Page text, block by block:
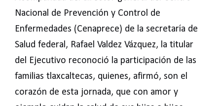
Nacional de Prevención y Control de
Enfermedades (Cenaprece) de la secretaría de
Salud federal, Rafael Valdez Vázquez, la titular
del Ejecutivo reconoció la participación de las
familias tlaxcaltecas, quienes, afirmó, son el
corazón de esta jornada, que con amor y